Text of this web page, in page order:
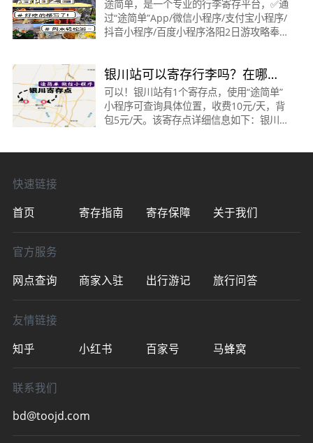
末
途简单，是一个专业的行李寄存平台，✅通
过“途简单”App/微信小程序/支付宝小程序/
抖音小程序/百度小程序洛阳2日游攻略奉
下车❗️❗️
银川站可以寄存行李吗？在哪
里？银川站寄存怎么收费？
可以！银川站有1个寄存点，使用“途简单”
小程序可查询具体位置，收费10元/天，背
包5元/天。该寄存点详细信息如下：银川站
快速链接
首页
寄存指南 寄存保障 关于我们
官方服务
网点查询
商家入驻 出行游记 旅行问答
友情链接
知乎
小红书 百家号 马蜂窝
联系我们
bd@toojd.com